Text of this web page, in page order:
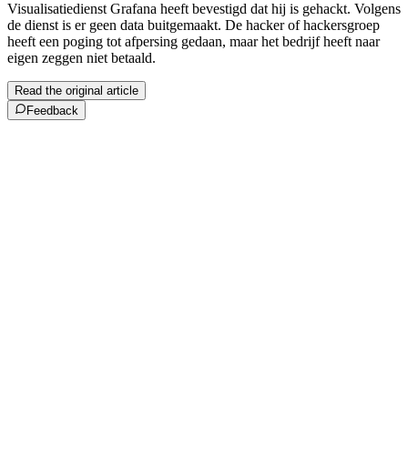
Visualisatiedienst Grafana heeft bevestigd dat hij is gehackt. Volgens
de dienst is er geen data buitgemaakt. De hacker of hackersgroep
heeft een poging tot afpersing gedaan, maar het bedrijf heeft naar
eigen zeggen niet betaald.
Read the original article
Feedback